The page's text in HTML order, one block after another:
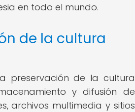
en todo el mundo.
de la cultura
preservación de la cultura
y difusión de
archivos multimedia y sitios